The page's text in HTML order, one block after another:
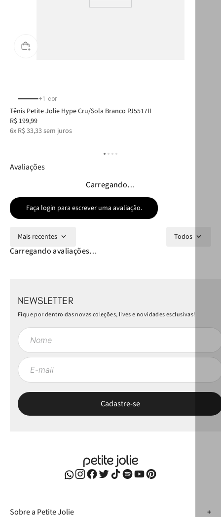
+1 cor
Tênis Petite Jolie Hype Cru/Sola Branco PJ5517II
R$ 199,99
6x R$ 33,33sem juros
Avaliações
Carregando…
Faça login para escrever uma avaliação.
Mais recentes Todos
Carregando avaliações…
NEWSLETTER
Fique por dentro das novas coleções, lives e novidades esclusivas!
Sobre a Petite Jolie